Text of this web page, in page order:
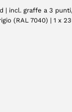
| incl. graffe a 3 punti,
(RAL 7040) | 1 x